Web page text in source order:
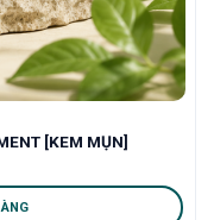
[KEM MỤN]